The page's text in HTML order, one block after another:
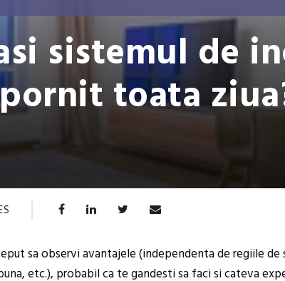
sistemul de
toata
sa observi avantajele (independenta de regiile
etc.), probabil ca te gandesti sa faci si cateva